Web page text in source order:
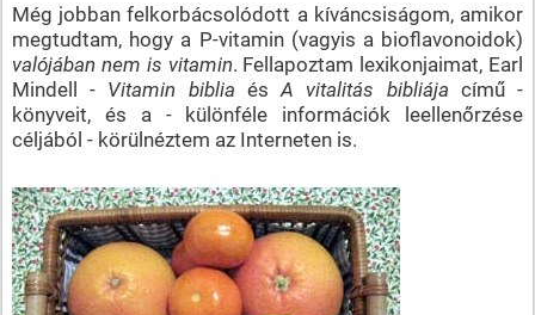
Még jobban felkorbácsolódott a kíváncsiságom, amikor
megtudtam, hogy a P-vitamin (vagyis a bioflavonoidok)
valójában nem is vitamin. Fellapoztam lexikonjaimat, Earl
Mindell - Vitamin biblia ésA vitalitás bibliája című -
könyveit, és a - különféle információk leellenőrzése
céljából - körülnéztem az Interneten is.